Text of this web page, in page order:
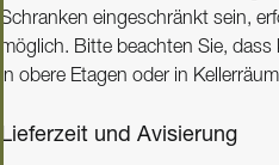
Schranken eingeschränkt sein,
möglich. Bitte beachten Sie,
in obere Etagen oder in
Lieferzeit und Avisierung